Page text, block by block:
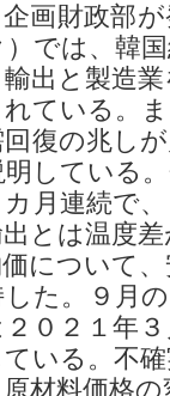
画財政部
）では、韓
出と製造
ている。
復の兆し
している
月連続で
とは温度
について
た。９月
０２１年
いる。不
材料価格